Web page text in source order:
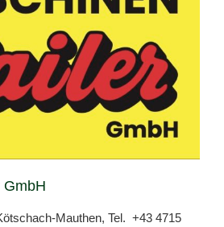
GmbH
Mauthen, Tel. +43 4715